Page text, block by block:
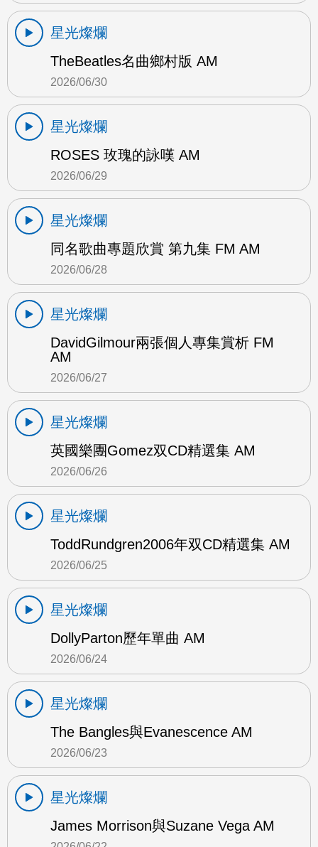
星光燦爛
TheBeatles名曲鄉村版 AM
2026/06/30
星光燦爛
ROSES 玫瑰的詠嘆 AM
2026/06/29
星光燦爛
同名歌曲專題欣賞 第九集 FM AM
2026/06/28
星光燦爛
DavidGilmour兩張個人專集賞析 FM
AM
2026/06/27
星光燦爛
英國樂團Gomez双CD精選集 AM
2026/06/26
星光燦爛
ToddRundgren2006年双CD精選集 AM
2026/06/25
星光燦爛
DollyParton歷年單曲 AM
2026/06/24
星光燦爛
The Bangles與Evanescence AM
2026/06/23
星光燦爛
James Morrison與Suzane Vega AM